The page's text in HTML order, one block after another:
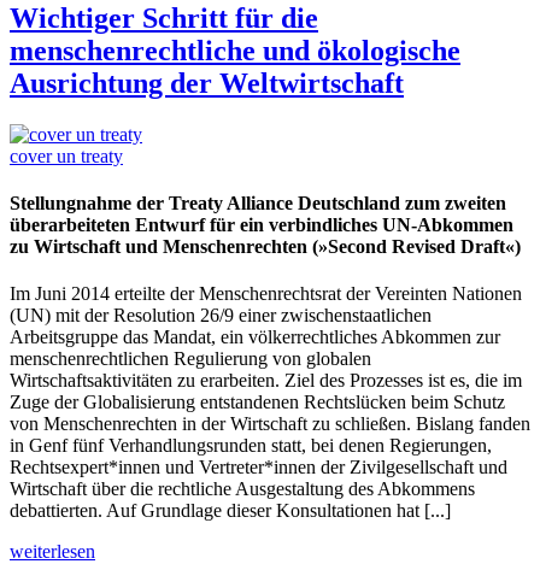
Wichtiger Schritt für die
menschenrechtliche und ökologische
Ausrichtung der Weltwirtschaft
cover un treaty
Stellungnahme der Treaty Alliance Deutschland zum zweiten
überarbeiteten Entwurf für ein verbindliches UN-Abkommen
zu Wirtschaft und Menschenrechten (»Second Revised Draft«)
Im Juni 2014 erteilte der Menschenrechtsrat der Vereinten Nationen
(UN) mit der Resolution 26/9 einer zwischenstaatlichen
Arbeitsgruppe das Mandat, ein völkerrechtliches Abkommen zur
menschenrechtlichen Regulierung von globalen
Wirtschaftsaktivitäten zu erarbeiten. Ziel des Prozesses ist es, die im
Zuge der Globalisierung entstandenen Rechtslücken beim Schutz
von Menschenrechten in der Wirtschaft zu schließen. Bislang fanden
in Genf fünf Verhandlungsrunden statt, bei denen Regierungen,
Rechtsexpert*innen und Vertreter*innen der Zivilgesellschaft und
Wirtschaft über die rechtliche Ausgestaltung des Abkommens
debattierten. Auf Grundlage dieser Konsultationen hat [...]
weiterlesen